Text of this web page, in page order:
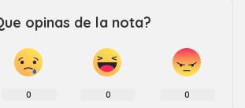
opinas de la nota?
0 0 0